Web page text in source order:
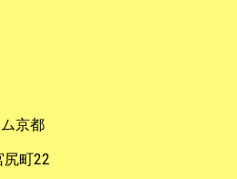
京都
町22